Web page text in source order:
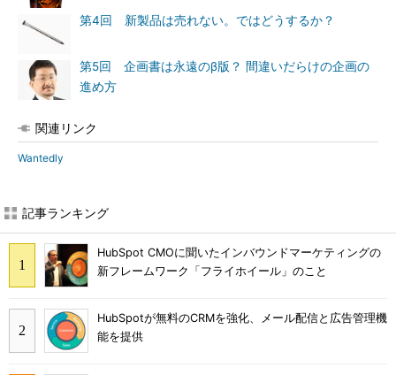
第4回 新製品は売れない。ではどうするか？
第5回 企画書は永遠のβ版？ 間違いだらけの企画の
進め方
関連リンク
Wantedly
記事ランキング
HubSpot CMOに聞いたインバウンドマーケティングの
新フレームワーク「フライホイール」のこと
HubSpotが無料のCRMを強化、メール配信と広告管理機
能を提供